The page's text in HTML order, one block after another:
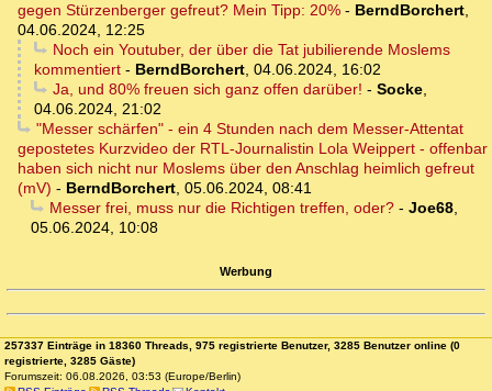
gegen Stürzenberger gefreut? Mein Tipp: 20% - BerndBorchert,
04.06.2024, 12:25
Noch ein Youtuber, der über die Tat jubilierende Moslems
kommentiert - BerndBorchert, 04.06.2024, 16:02
Ja, und 80% freuen sich ganz offen darüber! - Socke,
04.06.2024, 21:02
"Messer schärfen" - ein 4 Stunden nach dem Messer-Attentat
gepostetes Kurzvideo der RTL-Journalistin Lola Weippert - offenbar
haben sich nicht nur Moslems über den Anschlag heimlich gefreut
(mV) - BerndBorchert, 05.06.2024, 08:41
Messer frei, muss nur die Richtigen treffen, oder?- Joe68,
05.06.2024, 10:08
Werbung
257337 Einträge in 18360 Threads, 975 registrierte Benutzer, 3285 Benutzer online (0
registrierte, 3285 Gäste)
Forumszeit: 06.08.2026, 03:53 (Europe/Berlin)